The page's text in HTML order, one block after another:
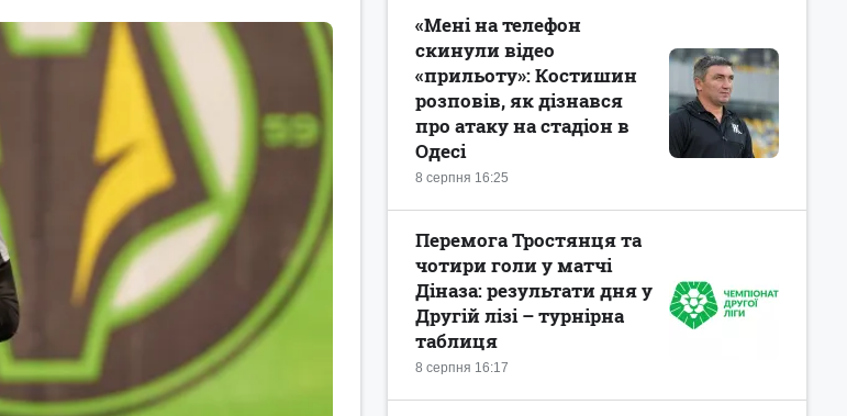
8 серпня 16:25
«Мені на телефон
скинули відео
«прильоту»: Костишин
розповів, як дізнався
про атаку на стадіон в
Одесі
8 серпня 16:17
Перемога Тростянця та
чотири голи у матчі
Діназа: результати дня у
Другій лізі – турнірна
таблиця